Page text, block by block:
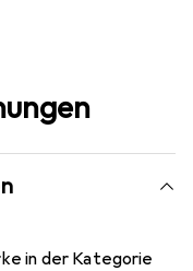
in der Kategorie